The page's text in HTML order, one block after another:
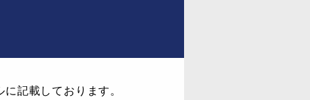
記載しております。